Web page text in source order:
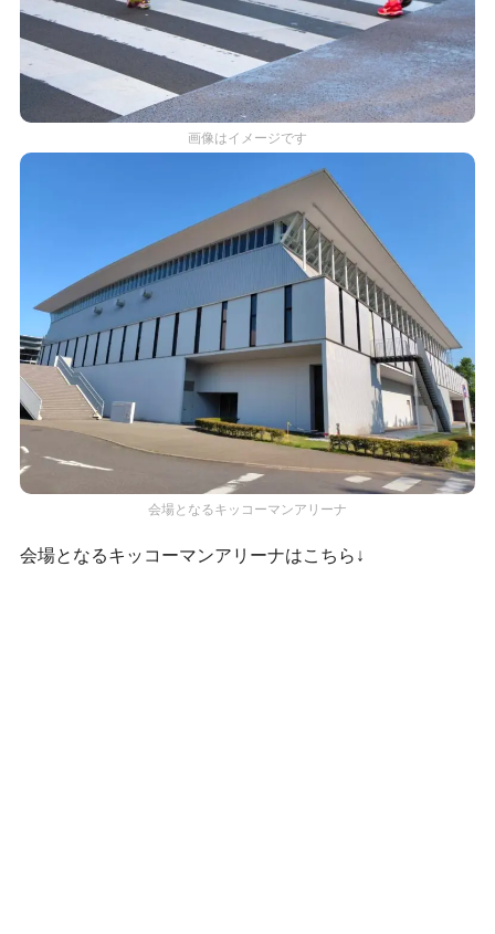
画像はイメージです
会場となるキッコーマンアリーナ
会場となるキッコーマンアリーナはこちら↓